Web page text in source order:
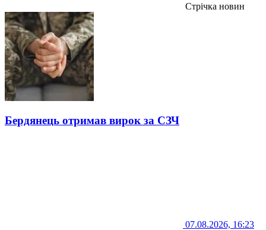
Стрічка новин
Бердянець отримав вирок за СЗЧ
07.08.2026, 16:23